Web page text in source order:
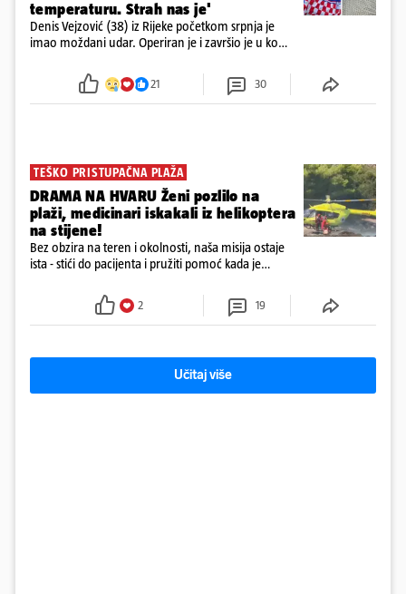
temperaturu. Strah nas je'
Denis Vejzović (38) iz Rijeke početkom srpnja je
imao moždani udar. Operiran je i završio je u komi.
tamošnji liječnici ne vjeruju u oporavak: 'Imamo
21 30
TEŠKO PRISTUPAČNA PLAŽA
DRAMA NA HVARU Ženi pozlilo na
plaži, medicinari iskakali iz helikoptera
na stijene!
Bez obzira na teren i okolnosti, naša misija ostaje
ista - stići do pacijenta i pružiti pomoć kada je
2 19
Učitaj više